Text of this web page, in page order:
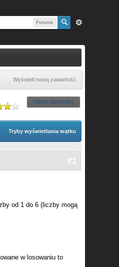
Forums
Wyświetl nową zawartość
Wątek zamknięty
Tryby wyświetlania wątku
#1
od 1 do 6 (liczby mogą
w losowaniu to